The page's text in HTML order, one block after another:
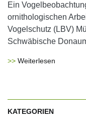
Ein
ornithologischen
Vogelschutz (LBV)
Schwäbische
Weiterlesen
KATEGORIEN